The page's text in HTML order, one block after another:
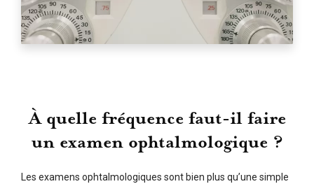
À quelle fréquence faut-il faire
un examen ophtalmologique ?
Les examens ophtalmologiques sont bien plus qu’une simple